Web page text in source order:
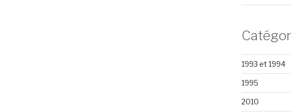
1993 et 1994
1995
2010